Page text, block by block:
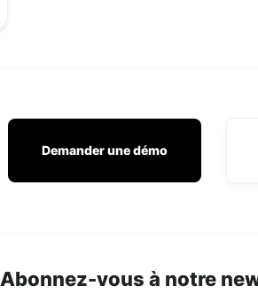
Demander une démo
Abonnez-vous à notre